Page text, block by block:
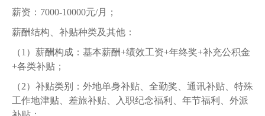
薪资：7000-10000元/月；
薪酬结构、补贴种类及其他：
（1）薪酬构成：基本薪酬+绩效工资+年终奖+补充公积金
+各类补贴；
（2）补贴类别：外地单身补贴、全勤奖、通讯补贴、特殊
工作地津贴、差旅补贴、入职纪念福利、年节福利、外派